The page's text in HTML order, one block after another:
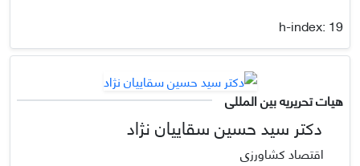
h-index:19
هیات تحریریه بین المللی
دکتر سید حسین سقاییان نژاد
اقتصاد کشاورزی